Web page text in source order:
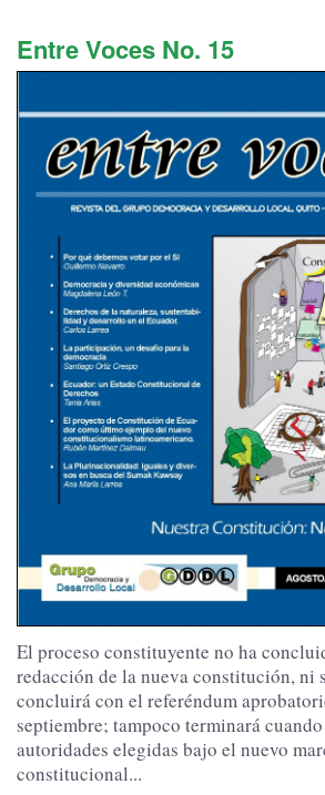
Entre Voces No. 15
El proceso constituyente no ha
redacción de la nueva constitución, ni
concluirá con el referéndum
septiembre; tampoco terminará
autoridades elegidas bajo el nuevo
constitucional...